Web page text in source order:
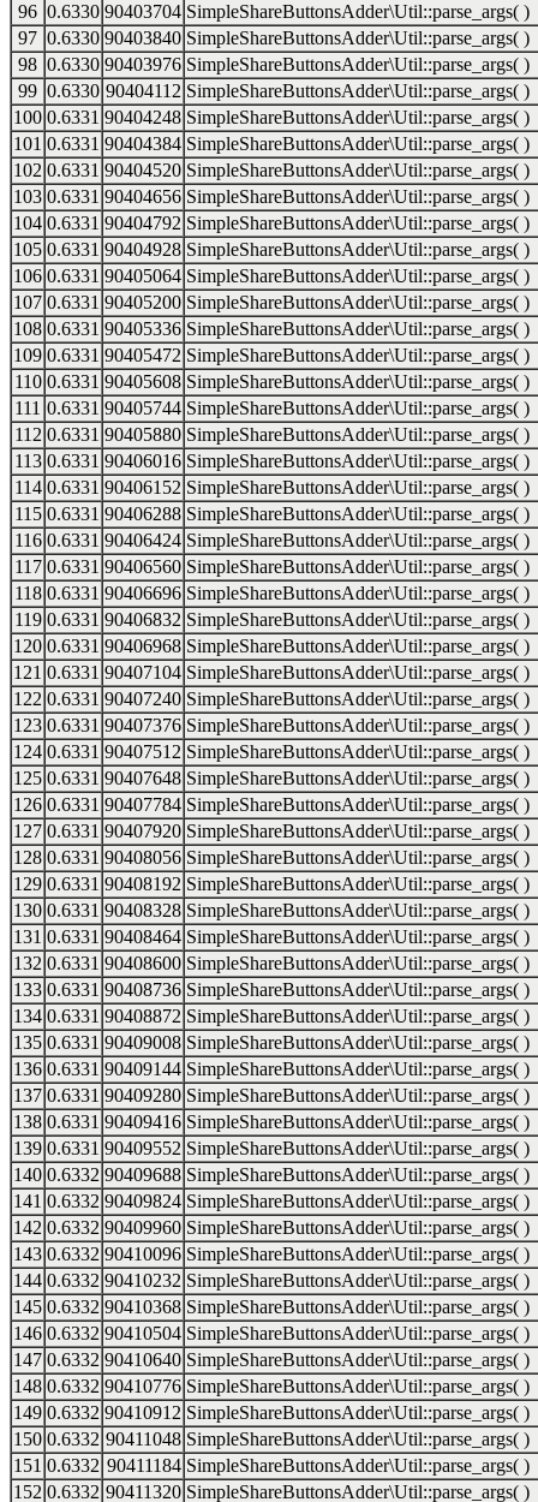
96 0.6330 90403704 SimpleShareButtonsAdder\Util::parse_args( )
97 0.6330 90403840 SimpleShareButtonsAdder\Util::parse_args( )
98 0.6330 90403976 SimpleShareButtonsAdder\Util::parse_args( )
99 0.6330 90404112 SimpleShareButtonsAdder\Util::parse_args( )
100 0.6331 90404248 SimpleShareButtonsAdder\Util::parse_args( )
101 0.6331 90404384 SimpleShareButtonsAdder\Util::parse_args( )
102 0.6331 90404520 SimpleShareButtonsAdder\Util::parse_args( )
103 0.6331 90404656 SimpleShareButtonsAdder\Util::parse_args( )
104 0.6331 90404792 SimpleShareButtonsAdder\Util::parse_args( )
105 0.6331 90404928 SimpleShareButtonsAdder\Util::parse_args( )
106 0.6331 90405064 SimpleShareButtonsAdder\Util::parse_args( )
107 0.6331 90405200 SimpleShareButtonsAdder\Util::parse_args( )
108 0.6331 90405336 SimpleShareButtonsAdder\Util::parse_args( )
109 0.6331 90405472 SimpleShareButtonsAdder\Util::parse_args( )
110 0.6331 90405608 SimpleShareButtonsAdder\Util::parse_args( )
111 0.6331 90405744 SimpleShareButtonsAdder\Util::parse_args( )
112 0.6331 90405880 SimpleShareButtonsAdder\Util::parse_args( )
113 0.6331 90406016 SimpleShareButtonsAdder\Util::parse_args( )
114 0.6331 90406152 SimpleShareButtonsAdder\Util::parse_args( )
115 0.6331 90406288 SimpleShareButtonsAdder\Util::parse_args( )
116 0.6331 90406424 SimpleShareButtonsAdder\Util::parse_args( )
117 0.6331 90406560 SimpleShareButtonsAdder\Util::parse_args( )
118 0.6331 90406696 SimpleShareButtonsAdder\Util::parse_args( )
119 0.6331 90406832 SimpleShareButtonsAdder\Util::parse_args( )
120 0.6331 90406968 SimpleShareButtonsAdder\Util::parse_args( )
121 0.6331 90407104 SimpleShareButtonsAdder\Util::parse_args( )
122 0.6331 90407240 SimpleShareButtonsAdder\Util::parse_args( )
123 0.6331 90407376 SimpleShareButtonsAdder\Util::parse_args( )
124 0.6331 90407512 SimpleShareButtonsAdder\Util::parse_args( )
125 0.6331 90407648 SimpleShareButtonsAdder\Util::parse_args( )
126 0.6331 90407784 SimpleShareButtonsAdder\Util::parse_args( )
127 0.6331 90407920 SimpleShareButtonsAdder\Util::parse_args( )
128 0.6331 90408056 SimpleShareButtonsAdder\Util::parse_args( )
129 0.6331 90408192 SimpleShareButtonsAdder\Util::parse_args( )
130 0.6331 90408328 SimpleShareButtonsAdder\Util::parse_args( )
131 0.6331 90408464 SimpleShareButtonsAdder\Util::parse_args( )
132 0.6331 90408600 SimpleShareButtonsAdder\Util::parse_args( )
133 0.6331 90408736 SimpleShareButtonsAdder\Util::parse_args( )
134 0.6331 90408872 SimpleShareButtonsAdder\Util::parse_args( )
135 0.6331 90409008 SimpleShareButtonsAdder\Util::parse_args( )
136 0.6331 90409144 SimpleShareButtonsAdder\Util::parse_args( )
137 0.6331 90409280 SimpleShareButtonsAdder\Util::parse_args( )
138 0.6331 90409416 SimpleShareButtonsAdder\Util::parse_args( )
139 0.6331 90409552 SimpleShareButtonsAdder\Util::parse_args( )
140 0.6332 90409688 SimpleShareButtonsAdder\Util::parse_args( )
141 0.6332 90409824 SimpleShareButtonsAdder\Util::parse_args( )
142 0.6332 90409960 SimpleShareButtonsAdder\Util::parse_args( )
143 0.6332 90410096 SimpleShareButtonsAdder\Util::parse_args( )
144 0.6332 90410232 SimpleShareButtonsAdder\Util::parse_args( )
145 0.6332 90410368 SimpleShareButtonsAdder\Util::parse_args( )
146 0.6332 90410504 SimpleShareButtonsAdder\Util::parse_args( )
147 0.6332 90410640 SimpleShareButtonsAdder\Util::parse_args( )
148 0.6332 90410776 SimpleShareButtonsAdder\Util::parse_args( )
149 0.6332 90410912 SimpleShareButtonsAdder\Util::parse_args( )
150 0.6332 90411048 SimpleShareButtonsAdder\Util::parse_args( )
151 0.6332 90411184 SimpleShareButtonsAdder\Util::parse_args( )
152 0.6332 90411320 SimpleShareButtonsAdder\Util::parse_args( )